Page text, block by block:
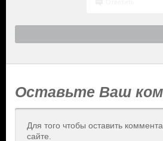
Оставьте Ваш
Для того чтобы оставить
сайте.